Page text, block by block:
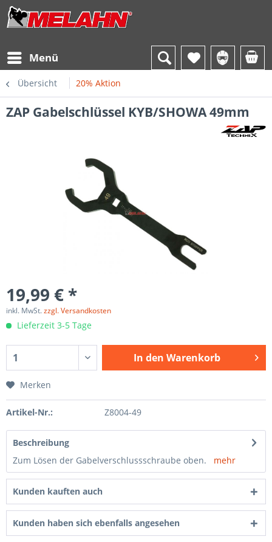
Menü
Übersicht 20% Aktion
ZAP Gabelschlüssel KYB/SHOWA 49mm
19,99 € *
inkl. MwSt.zzgl. Versandkosten
Lieferzeit 3-5 Tage
In den Warenkorb
Merken
Artikel-Nr.: Z8004-49
Beschreibung
Zum Lösen der Gabelverschlussschraube oben. mehr
Kunden kauften auch
Kunden haben sich ebenfalls angesehen